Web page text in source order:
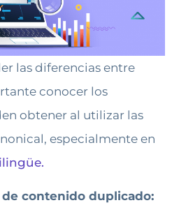
las diferencias entre
conocer los
obtener al utilizar las
especialmente en
contenido duplicado: